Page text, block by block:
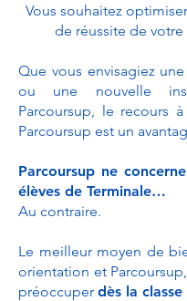
Vous souhaitez
de réussite de votre
Que vous envisagiez
ou une nouvelle
Parcoursup, le recours
Parcoursup est un
Parcoursup ne
élèves de Terminale…
Au contraire.
Le meilleur moyen de
orientation et Parcoursup,
préoccuper dès la